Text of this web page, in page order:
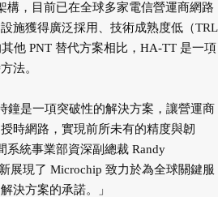
構，目前已在全球多家電信營運商網路
施獲得廣泛採用、技術成熟度低（TRL
他 PNT 替代方案相比，HA-TT 是一項
法。
鐘是一項突破性的解決方案，讓營運商
時網路，實現前所未有的精度與韌
系統事業部資深副總裁 Randy
展現了 Microchip 致力於為全球關鍵服
決方案的承諾。」